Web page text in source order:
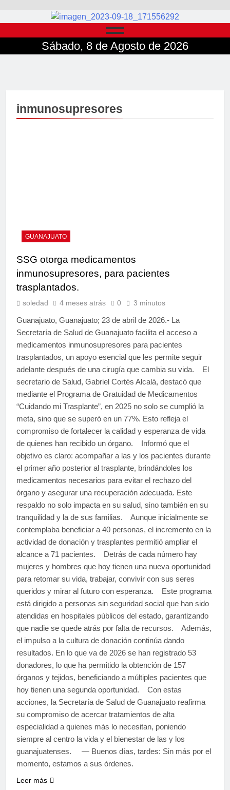
Sábado, 8 de Agosto de 2026
inmunosupresores
GUANAJUATO
SSG otorga medicamentos
inmunosupresores, para pacientes
trasplantados.
soledad 4 meses atrás 0 3 minutos
Guanajuato, Guanajuato; 23 de abril de 2026.- La
Secretaría de Salud de Guanajuato facilita el acceso a
medicamentos inmunosupresores para pacientes
trasplantados, un apoyo esencial que les permite seguir
adelante después de una cirugía que cambia su vida. El
secretario de Salud, Gabriel Cortés Alcalá, destacó que
mediante el Programa de Gratuidad de Medicamentos
“Cuidando mi Trasplante”, en 2025 no solo se cumplió la
meta, sino que se superó en un 77%. Esto refleja el
compromiso de fortalecer la calidad y esperanza de vida
de quienes han recibido un órgano. Informó que el
objetivo es claro: acompañar a las y los pacientes durante
el primer año posterior al trasplante, brindándoles los
medicamentos necesarios para evitar el rechazo del
órgano y asegurar una recuperación adecuada. Este
respaldo no solo impacta en su salud, sino también en su
tranquilidad y la de sus familias. Aunque inicialmente se
contemplaba beneficiar a 40 personas, el incremento en la
actividad de donación y trasplantes permitió ampliar el
alcance a 71 pacientes. Detrás de cada número hay
mujeres y hombres que hoy tienen una nueva oportunidad
para retomar su vida, trabajar, convivir con sus seres
queridos y mirar al futuro con esperanza. Este programa
está dirigido a personas sin seguridad social que han sido
atendidas en hospitales públicos del estado, garantizando
que nadie se quede atrás por falta de recursos. Además,
el impulso a la cultura de donación continúa dando
resultados. En lo que va de 2026 se han registrado 53
donadores, lo que ha permitido la obtención de 157
órganos y tejidos, beneficiando a múltiples pacientes que
hoy tienen una segunda oportunidad. Con estas
acciones, la Secretaría de Salud de Guanajuato reafirma
su compromiso de acercar tratamientos de alta
especialidad a quienes más lo necesitan, poniendo
siempre al centro la vida y el bienestar de las y los
guanajuatenses. — Buenos días, tardes: Sin más por el
momento, estamos a sus órdenes.
Leer más